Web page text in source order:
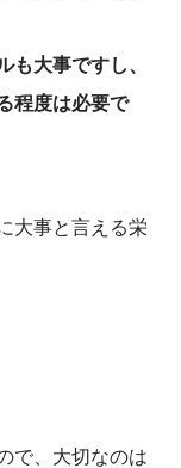
も大事ですし、
程度は必要で
大事と言える栄
で、大切なのは